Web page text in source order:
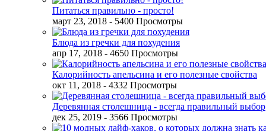
Питаться правильно - просто!
март 23, 2018 - 5400 Просмотры
Блюда из гречки для похудения
апр 17, 2018 - 4650 Просмотры
Калорийность апельсина и его полезные свойства
окт 11, 2018 - 4332 Просмотры
Деревянная столешница - всегда правильный выбор
дек 25, 2019 - 3566 Просмотры